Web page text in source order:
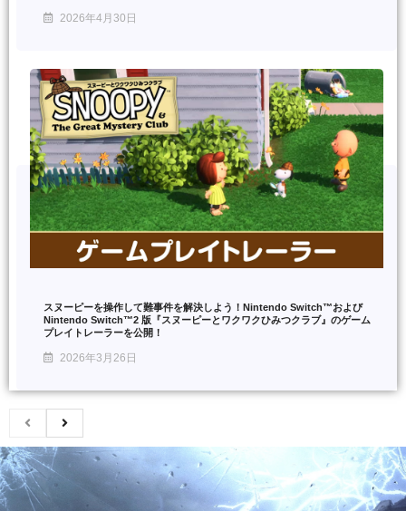
2026年4月30日
スヌーピーを操作して難事件を解決しよう！Nintendo Switch™および
Nintendo Switch™2 版『スヌーピーとワクワクひみつクラブ』のゲーム
プレイトレーラーを公開！
2026年3月26日